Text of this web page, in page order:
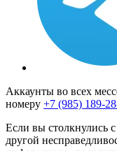
Аккаунты во всех
номеру +7 (985) 189-
Если вы столкнулись
другой